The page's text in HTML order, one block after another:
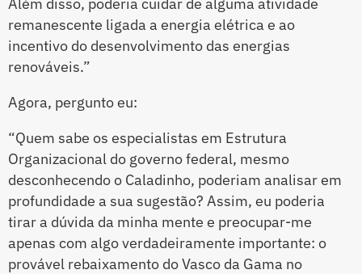
remanescente ligada a energia elétrica e ao
incentivo do desenvolvimento das energias
renováveis.”
Agora, pergunto eu:
“Quem sabe os especialistas em Estrutura
Organizacional do governo federal, mesmo
desconhecendo o Caladinho, poderiam analisar em
profundidade a sua sugestão? Assim, eu poderia
tirar a dúvida da minha mente e preocupar-me
apenas com algo verdadeiramente importante: o
provável rebaixamento do Vasco da Gama no